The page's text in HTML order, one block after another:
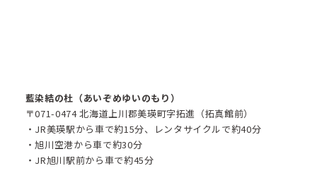
藍染結の杜（あいぞめゆいのもり）
〒071-0474 北海道上川郡美瑛町字拓進（拓真館前）
・JR美瑛駅から車で約15分、レンタサイクルで約40分​
・旭川空港から車で約30分
・JR旭川駅前から車で約45分